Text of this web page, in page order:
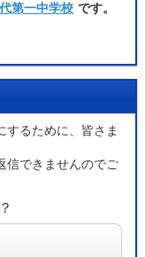
第一中学校 です。
するために、皆さま
信できませんのでご